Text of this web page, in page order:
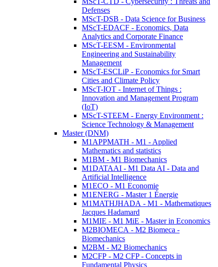
Defenses
MScT-DSB - Data Science for Business
MScT-EDACF - Economics, Data
Analytics and Corporate Finance
MScT-EESM - Environmental
Engineering and Sustainability
Management
MScT-ESCLiP - Economics for Smart
Cities and Climate Policy
MScT-IOT - Internet of Things :
Innovation and Management Program
(IoT)
MScT-STEEM - Energy Environment :
Science Technology & Management
Master (DNM)
M1APPMATH - M1 - Applied
Mathematics and statistics
M1BM - M1 Biomechanics
M1DATAAI - M1 Data AI - Data and
Artificial Intelligence
M1ECO - M1 Economie
M1ENERG - Master 1 Énergie
M1MATHJHADA - M1 - Mathematiques
Jacques Hadamard
M1MIE - M1 MiE - Master in Economics
M2BIOMECA - M2 Biomeca -
Biomechanics
M2BM - M2 Biomechanics
M2CFP - M2 CFP - Concepts in
Fundamental Physics